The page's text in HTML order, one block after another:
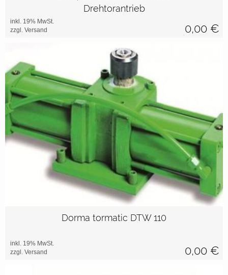
Drehtorantrieb
inkl. 19% MwSt.
zzgl. Versand
0,00 €
Dorma tormatic DTW 110
inkl. 19% MwSt.
zzgl. Versand
0,00 €